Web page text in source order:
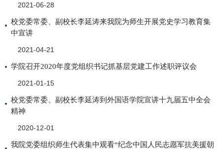
2021-06-28
校党委常委、副校长李延涛来我院为师生开展党史学习教育集
中宣讲
2021-04-21
学院召开2020年度党组织书记抓基层党建工作述职评议会
2021-01-15
校党委常委、副校长李延涛到外国语学院宣讲十九届五中全会
精神
2020-12-01
我院党委组织师生代表集中观看“纪念中国人民志愿军抗美援朝